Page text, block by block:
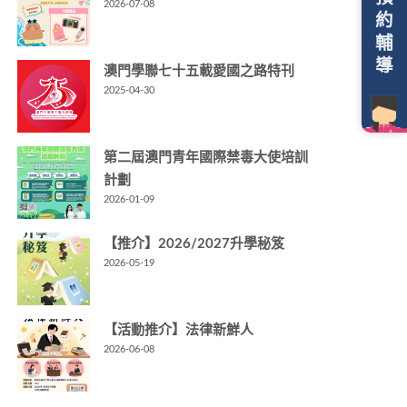
約
輔
導
2026-07-08
澳門學聯七十五載愛國之路特刊
2025-04-30
第二屆澳門青年國際禁毒大使培訓
計劃
2026-01-09
【推介】2026/2027升學秘笈
2026-05-19
【活動推介】法律新鮮人
2026-06-08